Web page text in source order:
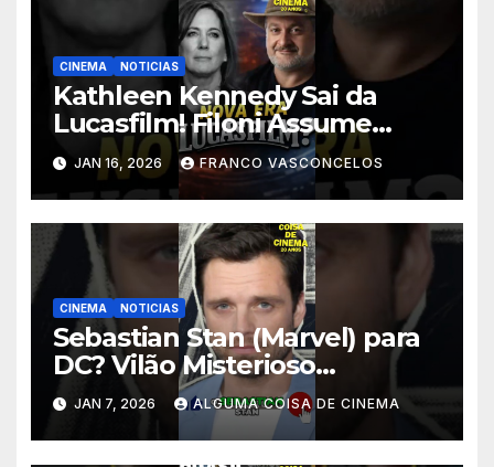
CINEMA NOTICIAS
Kathleen Kennedy Sai da
Lucasfilm! Filoni Assume
STAR WARS! #shorts
JAN 16, 2026 FRANCO VASCONCELOS
CINEMA NOTICIAS
Sebastian Stan (Marvel) para
DC? Vilão Misterioso
Revelado! #shorts
JAN 7, 2026 ALGUMA COISA DE CINEMA